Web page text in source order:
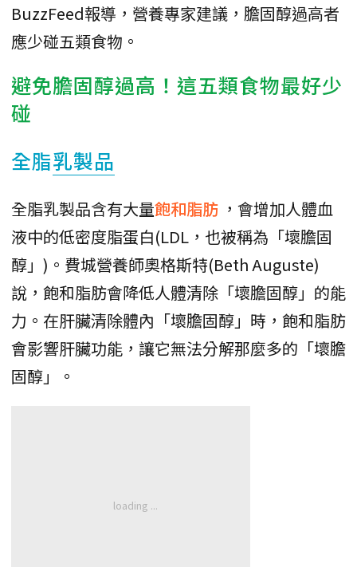
BuzzFeed報導，營養專家建議，膽固醇過高者
應少碰五類食物。
避免膽固醇過高！這五類食物最好少
碰
全脂乳製品
全脂乳製品含有大量飽和脂肪 ，會增加人體血
液中的低密度脂蛋白(LDL，也被稱為「壞膽固
醇」)。費城營養師奧格斯特(Beth Auguste)
說，飽和脂肪會降低人體清除「壞膽固醇」的能
力。在肝臟清除體內「壞膽固醇」時，飽和脂肪
會影響肝臟功能，讓它無法分解那麼多的「壞膽
固醇」。